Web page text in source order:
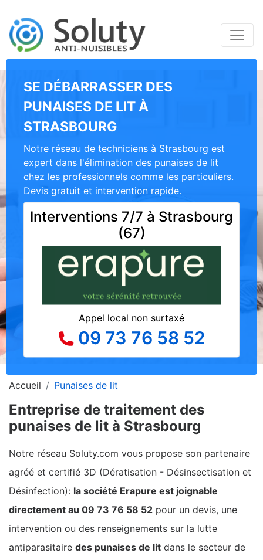
SE DÉBARRASSER DES
PUNAISES DE LIT À
STRASBOURG
Notre réseau de techniciens à Strasbourg est
expert dans l'élimination des punaises de lit
chez les professionnels comme les particuliers.
Devis gratuit et intervention rapide.
Interventions 7/7 à Strasbourg
(67)
Appel local non surtaxé
09 73 76 58 52
Accueil Punaises de lit
Entreprise de traitement des
punaises de lit à Strasbourg
Notre réseau Soluty.com vous propose son partenaire
agréé et certifié 3D (Dératisation - Désinsectisation et
Désinfection): la société Erapure est joignable
directement au 09 73 76 58 52 pour un devis, une
intervention ou des renseignements sur la lutte
antiparasitaire des punaises de lit dans le secteur de